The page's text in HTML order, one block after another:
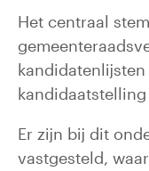
Het centraal
Er zijn bij dit
vastgesteld,